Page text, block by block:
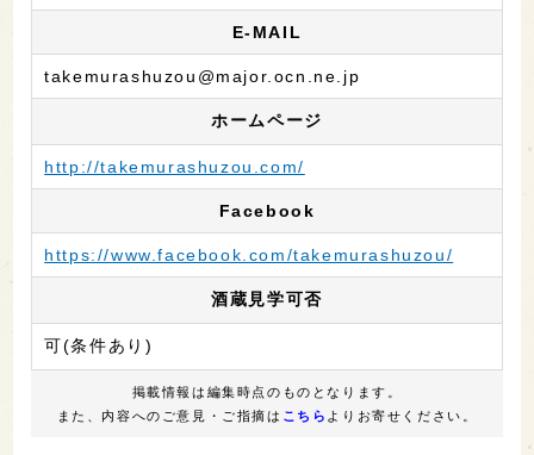
E-MAIL
takemurashuzou@major.ocn.ne.jp
ホームページ
http://takemurashuzou.com/
Facebook
https://www.facebook.com/takemurashuzou/
酒蔵見学可否
可(条件あり)
掲載情報は編集時点のものとなります。
また、内容へのご意見・ご指摘は こちら よりお寄せください。